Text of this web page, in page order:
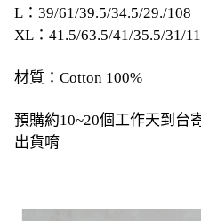
L：39/61/39.5/34.5/29./108
XL：41.5/63.5/41/35.5/31/
材質：Cotton 100%
預購約10~20個工作天到台
出貨唷